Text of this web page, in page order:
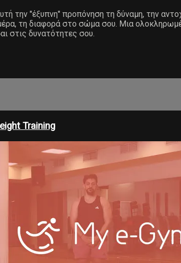
την "έξυπνη" προπόνηση τη δύναμη, την
τη διαφορά στο σώμα σου. Μια
στις δυνατότητες σου.
Training